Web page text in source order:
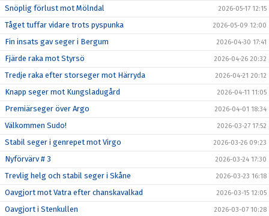
Snöplig förlust mot Mölndal 2026-05-17 12:15
Tåget tuffar vidare trots pyspunka 2026-05-09 12:00
Fin insats gav seger i Bergum 2026-04-30 17:41
Fjärde raka mot Styrsö 2026-04-26 20:32
Tredje raka efter storseger mot Härryda 2026-04-21 20:12
Knapp seger mot Kungsladugård 2026-04-11 11:05
Premiärseger över Argo 2026-04-01 18:34
Välkommen Sudo! 2026-03-27 17:52
Stabil seger i genrepet mot Virgo 2026-03-26 09:23
Nyförvärv # 3 2026-03-24 17:30
Trevlig helg och stabil seger i Skåne 2026-03-23 16:18
Oavgjort mot Vatra efter chanskavalkad 2026-03-15 12:05
Oavgjort i Stenkullen 2026-03-07 10:28